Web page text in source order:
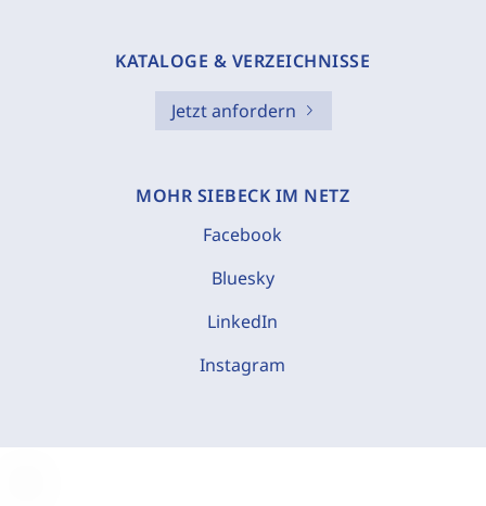
KATALOGE & VERZEICHNISSE
Jetzt anfordern
MOHR SIEBECK IM NETZ
Facebook
Bluesky
LinkedIn
Instagram